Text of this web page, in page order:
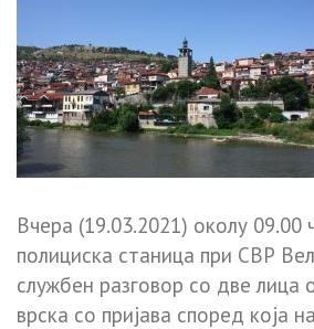
Вчера (19.03.2021) околу 09.00
полициска станица при СВР
службен разговор со две лица
врска со пријава според која